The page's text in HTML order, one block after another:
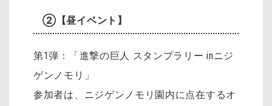
②【昼イベント】
第1弾：「進撃の巨人 スタンプラリー inニジ
ゲンノモリ」
参加者は、ニジゲンノモリ園内に点在するオ